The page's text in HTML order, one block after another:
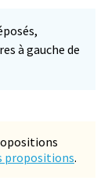
à gauche de
propositions.